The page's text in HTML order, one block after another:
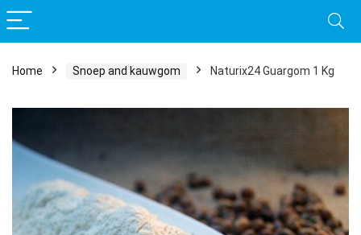
Home Snoep and kauwgom Naturix24 Guargom 1 Kg